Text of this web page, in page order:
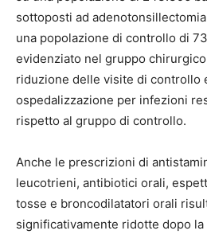
sottoposti ad
una popolazione di controllo di
evidenziato nel gruppo
riduzione delle visite di controllo
ospedalizzazione per infezioni
rispetto al gruppo di controllo.
Anche le prescrizioni di
leucotrieni, antibiotici orali,
tosse e broncodilatatori orali
significativamente ridotte dopo la